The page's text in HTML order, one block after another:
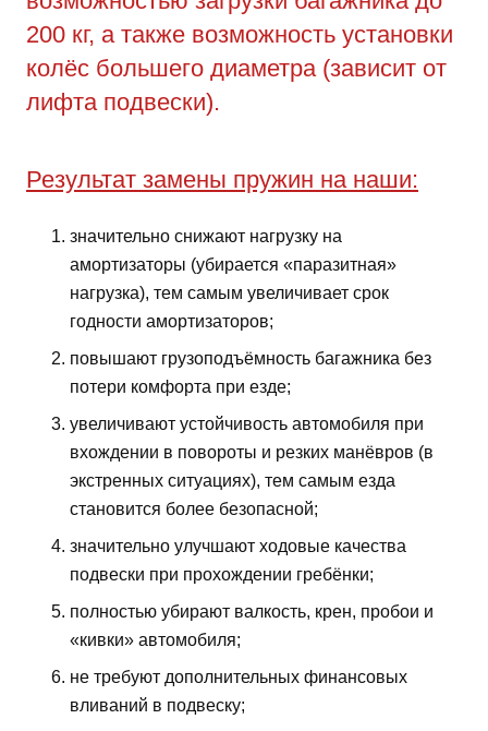
200 кг, а также возможность установки
колёс большего диаметра (зависит от
лифта подвески).
Результат замены пружин на наши:
значительно снижают нагрузку на
амортизаторы (убирается «паразитная»
нагрузка), тем самым увеличивает срок
годности амортизаторов;
повышают грузоподъёмность багажника без
потери комфорта при езде;
увеличивают устойчивость автомобиля при
вхождении в повороты и резких манёвров (в
экстренных ситуациях), тем самым езда
становится более безопасной;
значительно улучшают ходовые качества
подвески при прохождении гребёнки;
полностью убирают валкость, крен, пробои и
«кивки» автомобиля;
не требуют дополнительных финансовых
вливаний в подвеску;